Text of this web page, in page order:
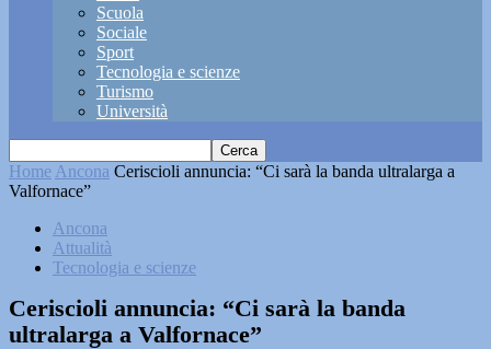
Scuola
Sociale
Sport
Tecnologia e scienze
Turismo
Università
Home Ancona Ceriscioli annuncia: “Ci sarà la banda ultralarga a
Valfornace”
Ancona
Attualità
Tecnologia e scienze
Ceriscioli annuncia: “Ci sarà la banda
ultralarga a Valfornace”